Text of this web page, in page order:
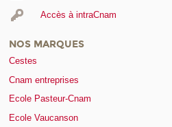
Accès à intraCnam
NOS MARQUES
Cestes
Cnam entreprises
Ecole Pasteur-Cnam
Ecole Vaucanson